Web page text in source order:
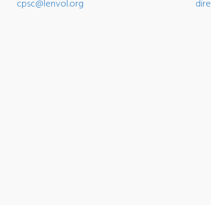
cpsc@lenvol.org